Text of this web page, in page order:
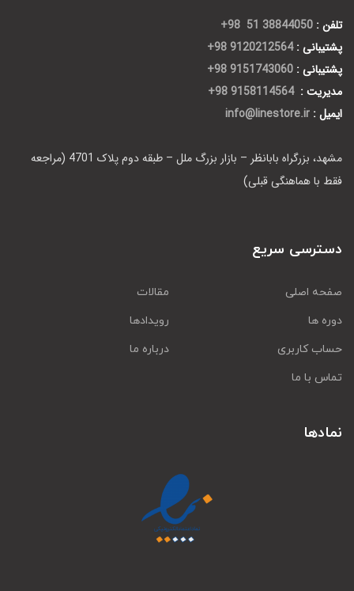
تلفن : 38844050 51 98+
پشتیبانی : 9120212564 98+
پشتیبانی : 9151743060 98+
مدیریت : 9158114564 98+
ایمیل : info@linestore.ir
مشهد، بزرگراه بابانظر – بازار بزرگ ملل – طبقه دوم پلاک 4701 (مراجعه
فقط با هماهنگی قبلی)
دسترسی سریع
صفحه اصلی
مقالات
دوره ها
رویدادها
حساب کاربری
درباره ما
تماس با ما
نمادها